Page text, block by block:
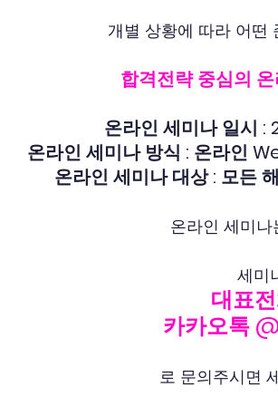
개별 상황에 따라 어떤
합격전략 중심의
온라인 세미나 일시 :
온라인 세미나 방식 : 온라인
온라인 세미나 대상 : 모든
온라인 세미나
세미
대표
카카오톡
로 문의주시면